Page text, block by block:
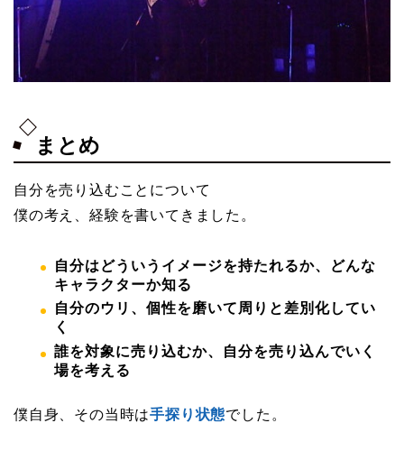
まとめ
自分を売り込むことについて
僕の考え、経験を書いてきました。
自分はどういうイメージを持たれるか、どんな
キャラクターか知る
自分のウリ、個性を磨いて周りと差別化してい
く
誰を対象に売り込むか、自分を売り込んでいく
場を考える
僕自身、その当時は手探り状態でした。